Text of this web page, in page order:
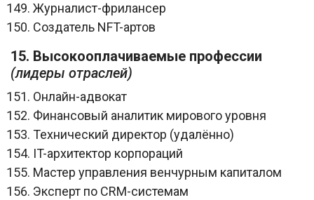
Журналист-фрилансер
Создатель NFT-артов
15. Высокооплачиваемые профессии
(лидеры отраслей)
Онлайн-адвокат
Финансовый аналитик мирового уровня
Технический директор (удалённо)
IT-архитектор корпораций
Мастер управления венчурным капиталом
Эксперт по CRM-системам